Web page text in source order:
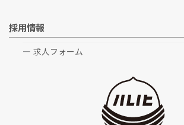
採用情報
求人フォーム